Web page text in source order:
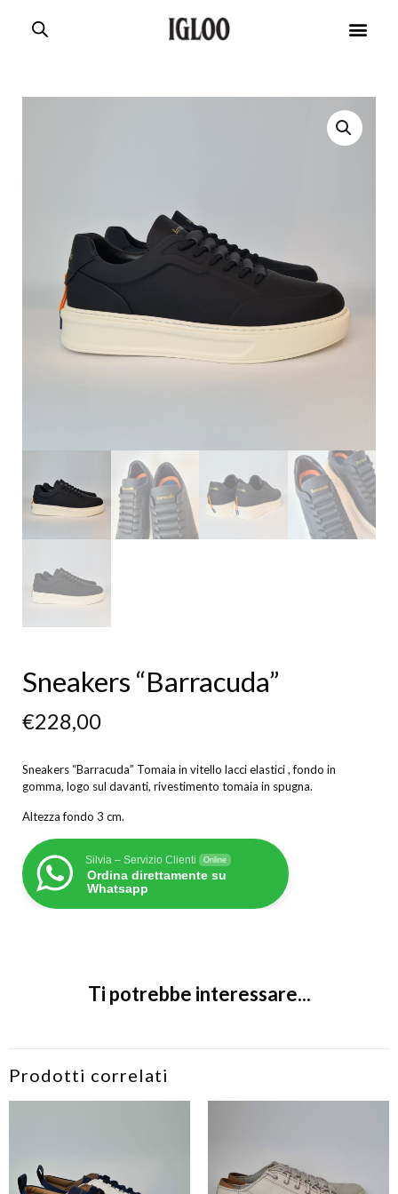
Sneakers “Barracuda”
€228,00
Sneakers “Barracuda” Tomaia in vitello lacci elastici , fondo in
gomma, logo sul davanti, rivestimento tomaia in spugna.
Altezza fondo 3 cm.
Silvia – Servizio Clienti Online
Ordina direttamente su
Whatsapp
Ti potrebbe interessare...
Prodotti correlati